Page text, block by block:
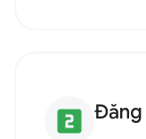
looks_two Đăng